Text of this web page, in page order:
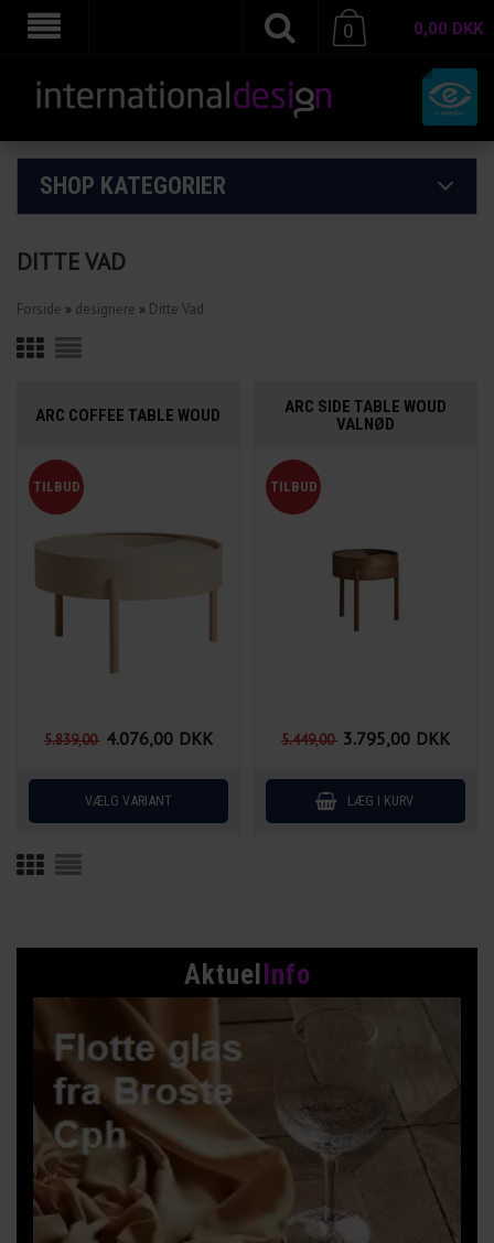
0,00 DKK
0
SHOP KATEGORIER
Aktuel Info
DITTE VAD
Forside » designere » Ditte Vad
ARC COFFEE TABLE WOUD
5.839,00 4.076,00 DKK
ARC SIDE TABLE WOUD
VALNØD
5.449,00 3.795,00 DKK